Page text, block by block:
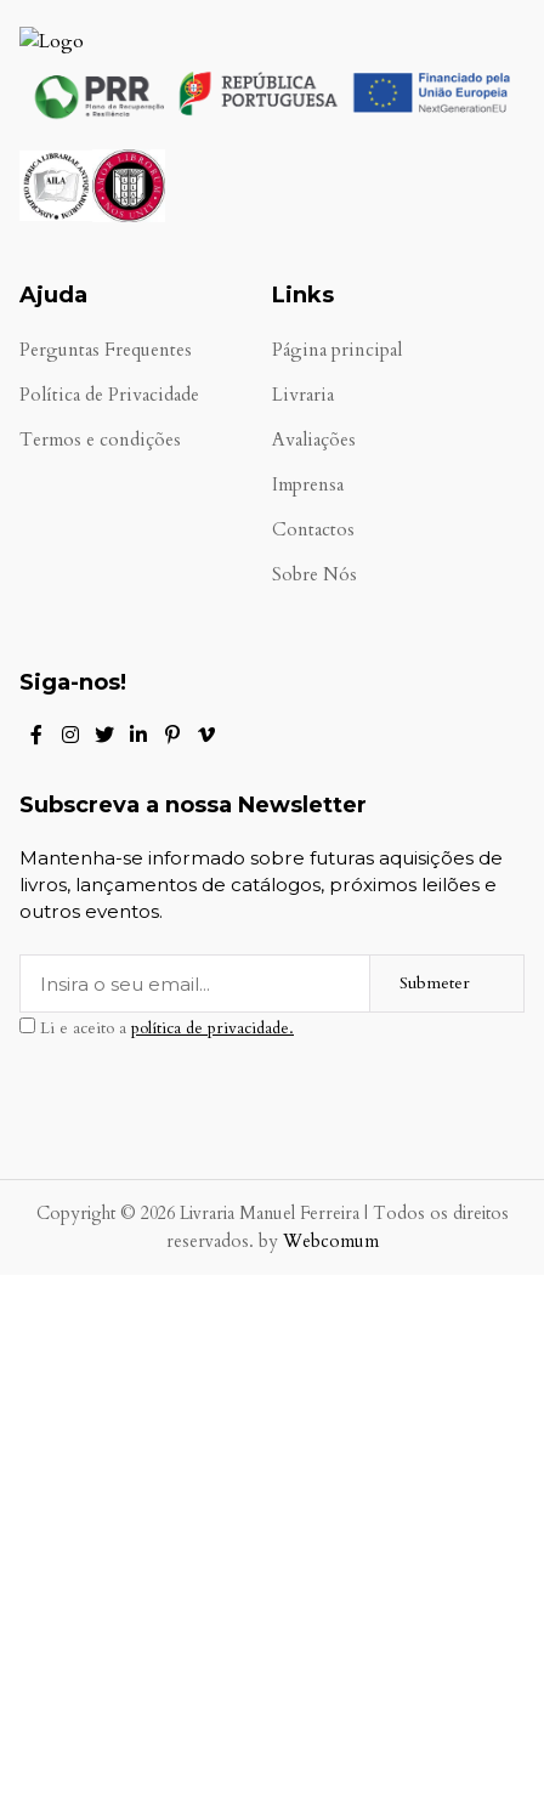
Ajuda
Perguntas Frequentes
Política de Privacidade
Termos e condições
Links
Página principal
Livraria
Avaliações
Imprensa
Contactos
Sobre Nós
Siga-nos!
Subscreva a nossa Newsletter
Mantenha-se informado sobre futuras aquisições de
livros, lançamentos de catálogos, próximos leilões e
outros eventos.
Submeter
Li e aceito a política de privacidade.
Copyright © 2026 Livraria Manuel Ferreira | Todos os direitos
reservados. by Webcomum